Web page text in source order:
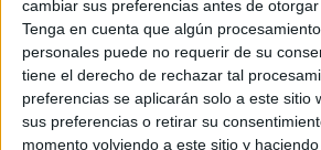
cambiar sus preferencias antes de
Tenga en cuenta que algún
personales puede no requerir de su
tiene el derecho de rechazar tal
preferencias se aplicarán solo a este sitio
sus preferencias o retirar su
momento volviendo a este sitio y
Málaga(1)
Pontevedra(1)
Salamanca (1)
Sevilla(3)
Tarragona(2)
Valencia(4)
Zaragoza (1)